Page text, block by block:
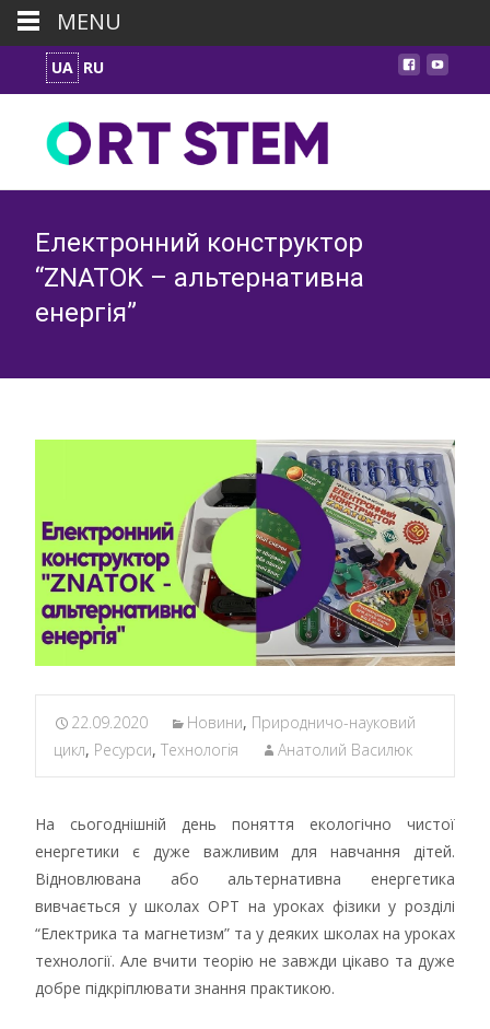
UA RU
Електронний конструктор
“ZNATOK – альтернативна
енергія”
22.09.2020 Новини, Природничо-науковий
цикл, Ресурси, Технологія Анатолий Василюк
На сьогоднішній день поняття екологічно чистої
енергетики є дуже важливим для навчання дітей.
Відновлювана або альтернативна енергетика
вивчається у школах ОРТ на уроках фізики у розділі
“Електрика та магнетизм” та у деяких школах на уроках
технології. Але вчити теорію не завжди цікаво та дуже
добре підкріплювати знання практикою.
MENU